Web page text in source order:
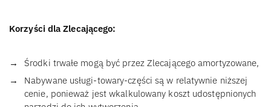
Korzyści dla Zlecającego:
Środki trwałe mogą być przez Zlecającego amortyzowane,
Nabywane usługi-towary-części są w relatywnie niższej
cenie, ponieważ jest wkalkulowany koszt udostępnionych